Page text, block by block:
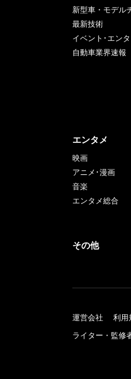
新型車・モデル
最新技術
イベント･エンタ
自動車業界速報
エンタメ
映画
アニメ･漫画
音楽
エンタメ総合
その他
運営会社 利用
ライター・監修